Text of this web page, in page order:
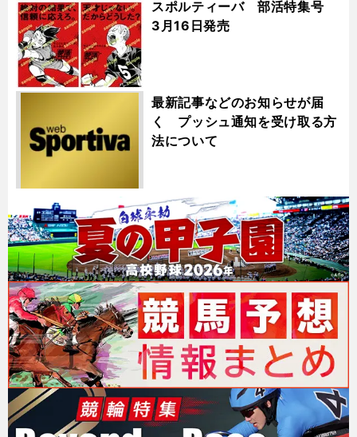
スポルティーバ 部活特集号
3月16日発売
最新記事などのお知らせが届
く プッシュ通知を受け取る方
法について